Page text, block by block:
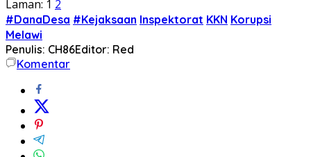
Laman: 1 2
#DanaDesa #Kejaksaan Inspektorat KKN Korupsi
Melawi
Penulis: CH86Editor: Red
Komentar